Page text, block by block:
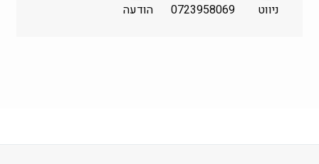
שלישי
ניווט 0723958069 הודעה